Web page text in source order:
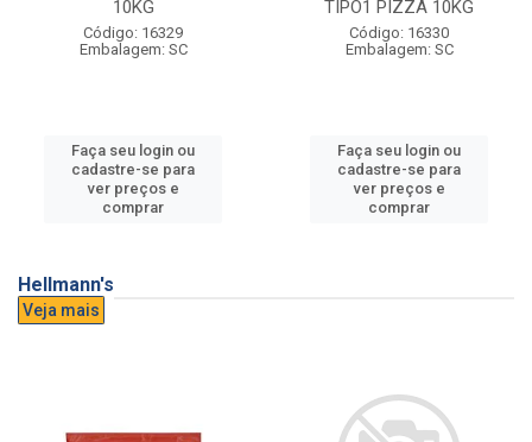
10KG
Código: 16329
Embalagem: SC
Faça seu login ou
cadastre-se para
ver preços e
comprar
TIPO1 PIZZA 10KG
Código: 16330
Embalagem: SC
Faça seu login ou
cadastre-se para
ver preços e
comprar
Hellmann's
Veja mais